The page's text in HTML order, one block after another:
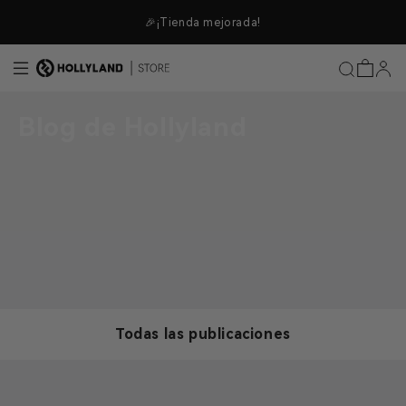
al contenido🎉¡Tienda mejorada!
Todas las publicaciones